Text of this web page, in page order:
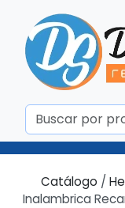
Catálogo /
Inalambrica